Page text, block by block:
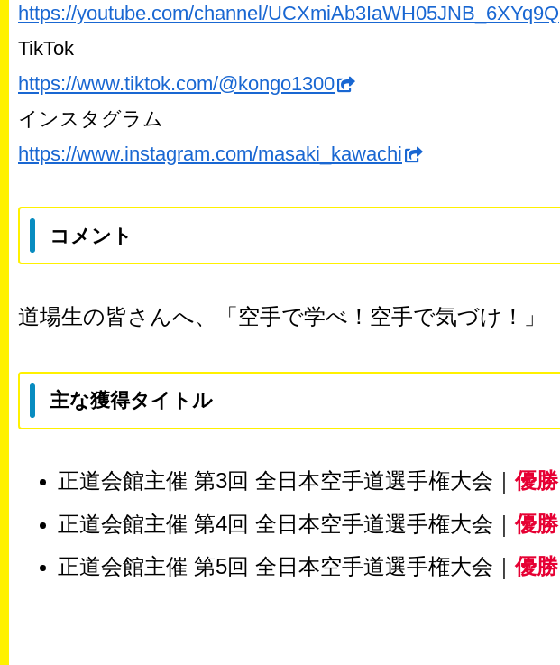
https://youtube.com/channel/UCXmiAb3IaWH05JNB_6XYq9Q
TikTok
https://www.tiktok.com/@kongo1300
インスタグラム
https://www.instagram.com/masaki_kawachi
コメント
道場生の皆さんへ、「空手で学べ！空手で気づけ！」
主な獲得タイトル
正道会館主催 第3回 全日本空手道選手権大会｜優勝
正道会館主催 第4回 全日本空手道選手権大会｜優勝
正道会館主催 第5回 全日本空手道選手権大会｜優勝